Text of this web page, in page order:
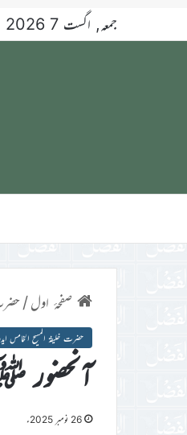
جمعہ, اگست 7 2026
صفحۂ اول/
حضرت خلیفۃ المسیح الخامس
آنحضور
26 نومبر 2025ء